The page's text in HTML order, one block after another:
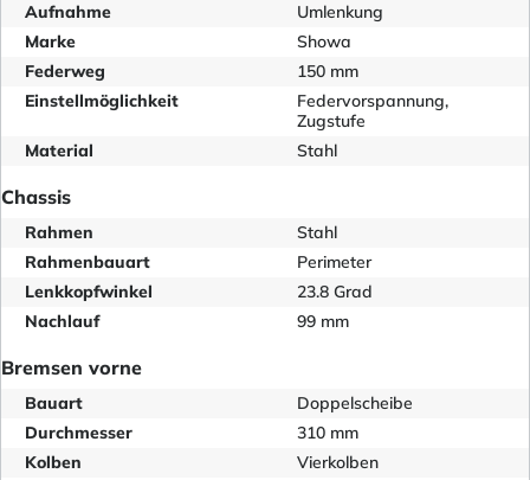
Aufnahme
Umlenkung
Marke
Showa
Federweg
150 mm
Einstellmöglichkeit
Federvorspannung,
Zugstufe
Material
Stahl
Chassis
Rahmen
Stahl
Rahmenbauart
Perimeter
Lenkkopfwinkel
23.8 Grad
Nachlauf
99 mm
Bremsen vorne
Bauart
Doppelscheibe
Durchmesser
310 mm
Kolben
Vierkolben